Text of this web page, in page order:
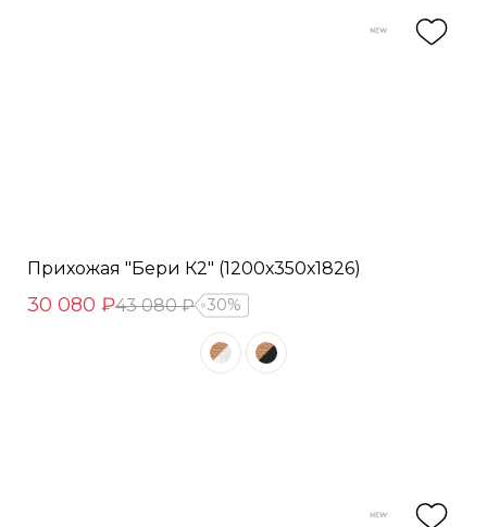
Прихожая "Бери К2" (1200х350х1826)
30 080 ₽43 080 ₽ 30%